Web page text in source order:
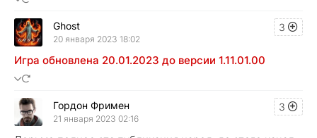
3
Ghost
20 января 2023 18:02
Игра обновлена 20.01.2023 до версии 1.11.01.00
3
Гордон Фримен
21 января 2023 02:16